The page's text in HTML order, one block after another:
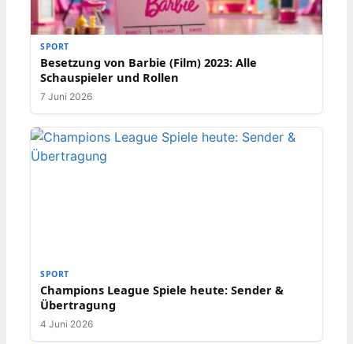
SPORT
Besetzung von Barbie (Film) 2023: Alle
Schauspieler und Rollen
7 Juni 2026
SPORT
Champions League Spiele heute: Sender &
Übertragung
4 Juni 2026